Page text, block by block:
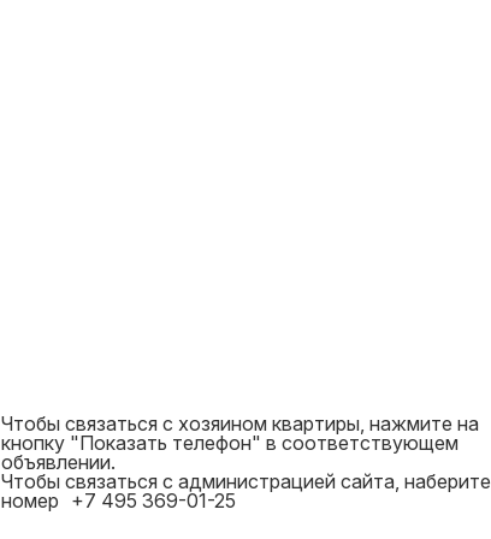
Чтобы связаться с хозяином квартиры, нажмите на
кнопку "Показать телефон" в соответствующем
объявлении.
Чтобы связаться с администрацией сайта, наберите
номер +7 495 369-01-25